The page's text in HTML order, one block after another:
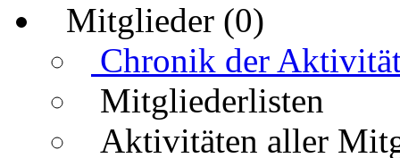
Mitglieder (0)
Chronik der
Mitgliederlisten
Aktivitäten aller